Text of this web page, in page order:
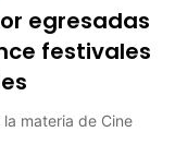
egresadas
festivales
materia de Cine